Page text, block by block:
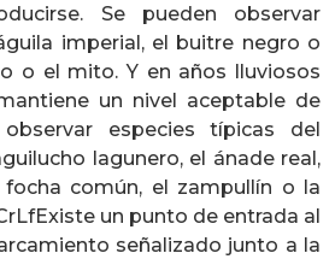
Se pueden observar
imperial, el buitre negro o
o el mito. Y en años lluviosos
un nivel aceptable de
especies típicas del
lagunero, el ánade real,
común, el zampullín o la
un punto de entrada al
señalizado junto a la